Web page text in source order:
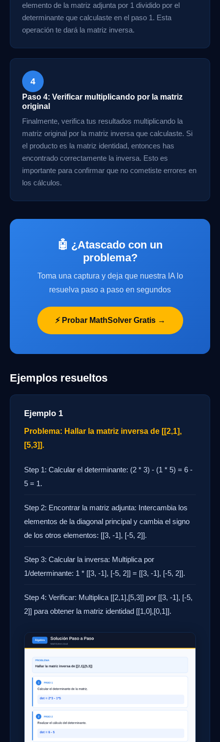
elemento de la matriz adjunta por 1 dividido por el
determinante que calculaste en el paso 1. Esta
operación te dará la matriz inversa.
4
Paso 4: Verificar multiplicando por la matriz
original
Finalmente, verifica tus resultados multiplicando la
matriz original por la matriz inversa que calculaste. Si
el producto es la matriz identidad, entonces has
encontrado correctamente la inversa. Esto es
importante para confirmar que no cometiste errores en
los cálculos.
🤖 ¿Atascado con un
problema?
Toma una captura y deja que nuestra IA lo
resuelva paso a paso en segundos
⚡ Probar MathSolver Gratis →
Ejemplos resueltos
Ejemplo 1
Problema: Hallar la matriz inversa de [[2,1],
[5,3]].
Step 1: Calcular el determinante: (2 * 3) - (1 * 5) = 6 -
5 = 1.
Step 2: Encontrar la matriz adjunta: Intercambia los
elementos de la diagonal principal y cambia el signo
de los otros elementos: [[3, -1], [-5, 2]].
Step 3: Calcular la inversa: Multiplica por
1/determinante: 1 * [[3, -1], [-5, 2]] = [[3, -1], [-5, 2]].
Step 4: Verificar: Multiplica [[2,1],[5,3]] por [[3, -1], [-5,
2]] para obtener la matriz identidad [[1,0],[0,1]].